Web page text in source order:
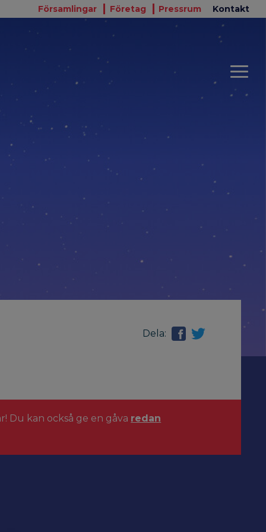
Församlingar Företag Pressrum Kontakt
Dela:
kan också ge en gåva redan